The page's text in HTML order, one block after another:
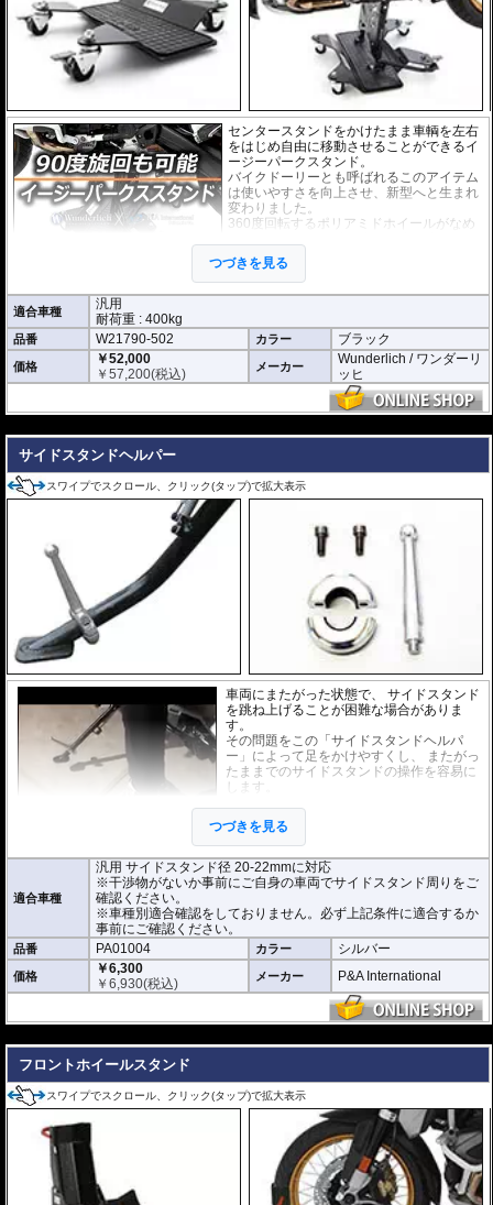
センタースタンドをかけたまま車輌を左右
をはじめ自由に移動させることができるイ
ージーパークスタンド。
バイクドーリーとも呼ばれるこのアイテム
は使いやすさを向上させ、新型へと生まれ
変わりました。
360度回転するポリアミドホイールがなめ
ません。女性の方でも簡単に扱えます。イ
ージーパークスタンドの車輪にはロックシ
ステムが2箇所搭載。
またセンタースタンドを立てる際に滑り止めとしてプレートにラバーシートが
設置されて安全面にも高い信頼性があります。
狭い空間での車輌保管には威力を発揮するでしょう。
※商品説明の動画は旧型製品です。使用方法は変わりません。
つづきを見る
適合車種
汎用
耐荷重 : 400kg
品番 W21790-502 カラー ブラック
価格
￥52,000
￥57,200(税込) メーカー
Wunderlich / ワンダーリ
ッヒ
サイドスタンドヘルパー
スワイプでスクロール、クリック(タップ)で拡大表示
車両にまたがった状態で、 サイドスタンド
を跳ね上げることが困難な場合がありま
す。
その問題をこの「サイドスタンドヘルパ
ー」によって足をかけやすくし、 またがっ
たままでのサイドスタンドの操作を容易に
します。
各車両での取り付け確認は行っておりませ
ん。サイドスタンド径や干渉物がないかな
ど事前にご自身の車両でサイドスタンド周
りをご確認ください。
つづきを見る
適合車種
汎用 サイドスタンド径 20-22mmに対応
※干渉物がないか事前にご自身の車両でサイドスタンド周りをご
確認ください。
※車種別適合確認をしておりません。必ず上記条件に適合するか
事前にご確認ください。
品番 PA01004 カラー シルバー
価格
￥6,300
￥6,930(税込) メーカー P&A International
フロントホイールスタンド
スワイプでスクロール、クリック(タップ)で拡大表示